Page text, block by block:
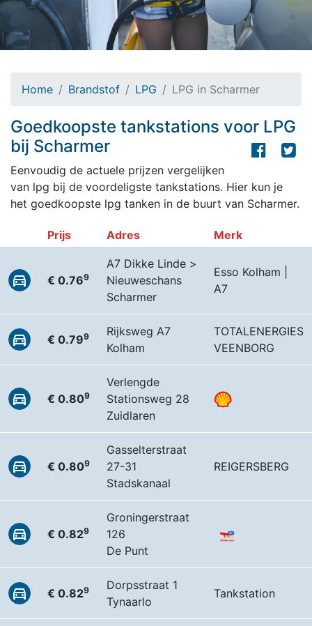
Home Brandstof LPG LPG in Scharmer
Goedkoopste tankstations voor LPG
bij Scharmer
Eenvoudig de actuele prijzen vergelijken
van lpg bij de voordeligste tankstations. Hier kun je
het goedkoopste lpg tanken in de buurt van Scharmer.
Prijs Adres Merk
€ 0.769
A7 Dikke Linde >
Nieuweschans
Scharmer
Esso Kolham |
A7
€ 0.799
Rijksweg A7
Kolham
TOTALENERGIES
VEENBORG
€ 0.809
Verlengde
Stationsweg 28
Zuidlaren
€ 0.809
Gasselterstraat
27-31
Stadskanaal
REIGERSBERG
€ 0.829
Groningerstraat
126
De Punt
€ 0.829
Dorpsstraat 1
Tynaarlo
Tankstation